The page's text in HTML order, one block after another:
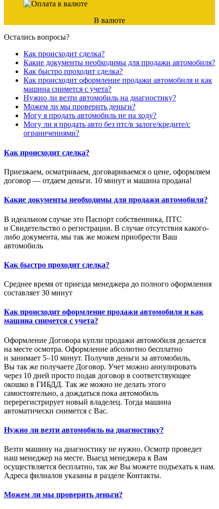
В валюте
Остались вопросы?
Как происходит сделка?
Какие документы необходимы для продажи автомобиля?
Как быстро проходит сделка?
Как происходит оформление продажи автомобиля и как
машина снимется с учета?
Нужно ли везти автомобиль на диагностику?
Можем ли мы проверить деньги?
Могу я продать автомобиль не на ходу?
Могу ли я продать авто без птс/в залоге/кредите/с
ограничениями?
Как происходит сделка?
Приезжаем, осматриваем, договариваемся о цене, оформляем
договор — отдаем деньги. 10 минут и машина продана!
Какие документы необходимы для продажи автомобиля?
В идеальном случае это Паспорт собственника, ПТС
и Свидетельство о регистрации. В случае отсутствия какого-
либо документа, мы так же можем приобрести Ваш
автомобиль
Как быстро проходит сделка?
Среднее время от приезда менеджера до полного оформления
составляет 30 минут
Как происходит оформление продажи автомобиля и как
машина снимется с учета?
Оформление Договора купли продажи автомобиля делается
на месте осмотра. Оформление абсолютно бесплатно
и занимает 5–10 минут. Получив деньги за автомобиль,
Вы так же получаете Договор. Учет можно аннулировать
через 10 дней просто подав договор в соответствующее
окошко в ГИБДД. Так же можно не делать этого
самостоятельно, а дождаться пока автомобиль
перерегистрирует новый владелец. Тогда машина
автоматически снимется с Вас.
Нужно ли везти автомобиль на диагностику?
Везти машину на диагностику не нужно. Осмотр проведет
наш менеджер на месте. Выезд менеджера к Вам
осуществляется бесплатно, так же Вы можете подъехать к нам.
Адреса филиалов указаны в разделе Контакты.
Можем ли мы проверить деньги?